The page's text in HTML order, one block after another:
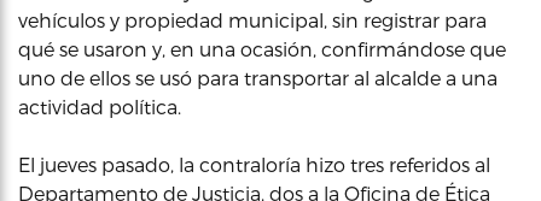
vehículos y propiedad municipal, sin registrar para
qué se usaron y, en una ocasión, confirmándose que
uno de ellos se usó para transportar al alcalde a una
actividad política.
El jueves pasado, la contraloría hizo tres referidos al
Departamento de Justicia, dos a la Oficina de Ética